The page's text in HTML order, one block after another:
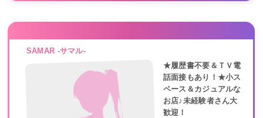
SAMAR -サマル-
★履歴書不要＆ＴＶ電
話面接もあり！★小ス
ペース＆カジュアルな
お店♪未経験者さん大
歓迎！